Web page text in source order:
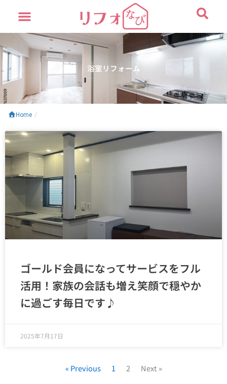
キ
プ
浴室リフォーム
Home /
ゴールド会員になってサービスをフル
活用！家族の会話も増え笑顔で穏やか
に過ごす毎日です♪
2025年7月17日
« Previous
ペ
1
ペ
ー
2 Next »